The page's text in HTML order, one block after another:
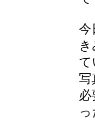
今
て
写